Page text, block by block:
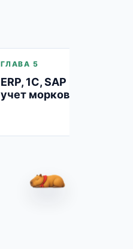
ГЛАВА 5
ERP, 1С, SAP и великий
учет моркови